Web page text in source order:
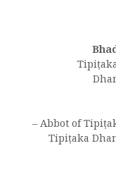
– Abbot of
Tipiṭaka